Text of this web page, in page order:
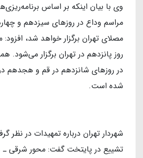
وی با بیان اینکه بر اساس
مراسم وداع در روزهای سیزدهم و
مصلای تهران برگزار خواهد شد، افزود:
روز پانزدهم در تهران برگزار می‌شود.
در روزهای شانزدهم در قم و هجدهم
شده است.
شهردار تهران درباره تمهیدات در نظر
تشییع در پایتخت گفت: محور شرقی ـ